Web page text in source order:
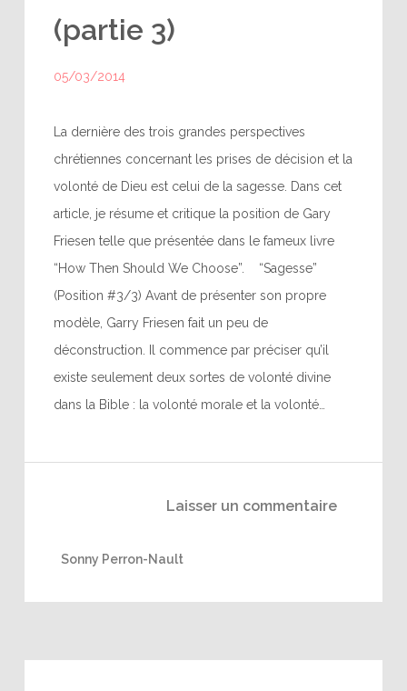
(partie 3)
05/03/2014
La dernière des trois grandes perspectives
chrétiennes concernant les prises de décision et la
volonté de Dieu est celui de la sagesse. Dans cet
article, je résume et critique la position de Gary
Friesen telle que présentée dans le fameux livre
“How Then Should We Choose”. “Sagesse”
(Position #3/3) Avant de présenter son propre
modèle, Garry Friesen fait un peu de
déconstruction. Il commence par préciser qu’il
existe seulement deux sortes de volonté divine
dans la Bible : la volonté morale et la volonté…
Laisser un commentaire
Sonny Perron-Nault